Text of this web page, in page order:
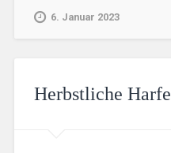
6. Januar 2023
Herbstliche Harfe